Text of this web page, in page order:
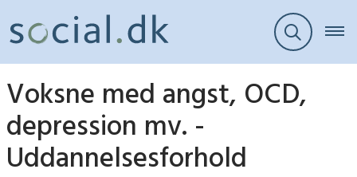
Voksne med angst, OCD,
depression mv. -
Uddannelsesforhold